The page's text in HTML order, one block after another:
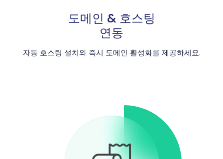
도메인 & 호스팅
연동
자동 호스팅 설치와 즉시 도메인 활성화를 제공하세요.